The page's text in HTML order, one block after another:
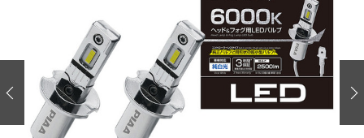
ショップレポート 愛車 File
自動車豆知識 ストップ！不具合修理＆粗悪修理
鈑金・塗装
ディテイリング
ディテイリング 洗車
ヘッドライト磨き コーティング
鈑金・塗装
小キズ直し
特集記事